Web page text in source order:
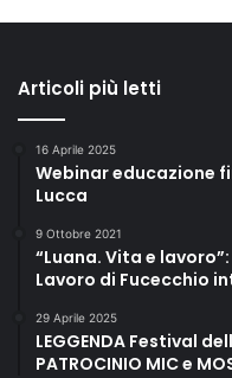
Articoli più letti
16 Aprile 2025
Webinar educazione
Lucca
9 Ottobre 2021
“Luana. Vita e
Lavoro di Fucecchio
29 Aprile 2025
LEGGENDA Festival
PATROCINIO MIC e